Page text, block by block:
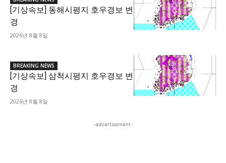
[기상속보] 동해시평지 호우경보 변
경
2026년 8월 8일
BREAKING NEWS
[기상속보] 삼척시평지 호우경보 변
경
2026년 8월 8일
-advertisement-